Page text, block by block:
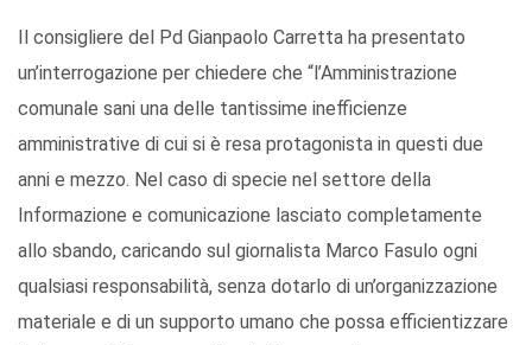
Il consigliere del Pd Gianpaolo Carretta ha presentato
un’interrogazione per chiedere che “l’Amministrazione
comunale sani una delle tantissime inefficienze
amministrative di cui si è resa protagonista in questi due
anni e mezzo. Nel caso di specie nel settore della
Informazione e comunicazione lasciato completamente
allo sbando, caricando sul giornalista Marco Fasulo ogni
qualsiasi responsabilità, senza dotarlo di un’organizzazione
materiale e di un supporto umano che possa efficientizzare